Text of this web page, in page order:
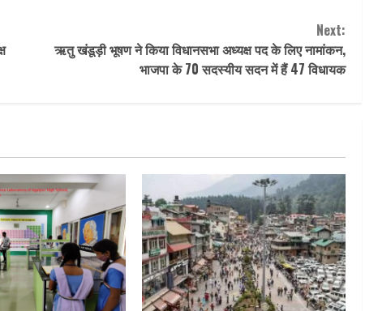
Next:
ऋतु खंडूड़ी भूषण ने किया विधानसभा अध्यक्ष पद के लिए नामांकन,
भाजपा के 70 सदस्यीय सदन में हैं 47 विधायक